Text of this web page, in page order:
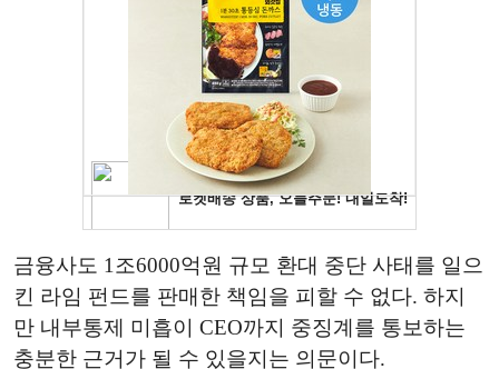
금융사도 1조6000억원 규모 환대 중단 사태를 일으
킨 라임 펀드를 판매한 책임을 피할 수 없다. 하지
만 내부통제 미흡이 CEO까지 중징계를 통보하는
충분한 근거가 될 수 있을지는 의문이다.